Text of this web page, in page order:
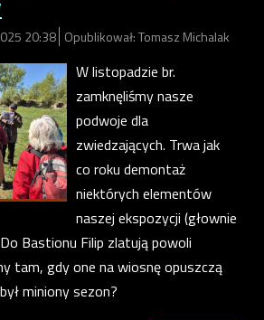
20:38 Opublikował: Tomasz Michalak
W listopadzie br.
zamknęliśmy nasze
podwoje dla
zwiedzających. Trwa jak
co roku demontaż
niektórych elementów
naszej ekspozycji (głownie
Bastionu Filip zlatują powoli
tam, gdy one na wiosnę opuszczą
miniony sezon?